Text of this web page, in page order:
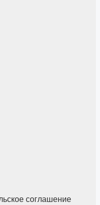
соглашение